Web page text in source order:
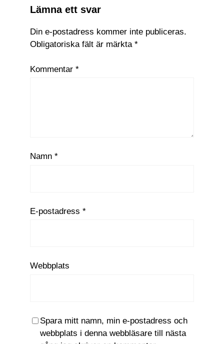
Lämna ett svar
Din e-postadress kommer inte publiceras.
Obligatoriska fält är märkta *
Kommentar *
Namn *
E-postadress *
Webbplats
Spara mitt namn, min e-postadress och
webbplats i denna webbläsare till nästa